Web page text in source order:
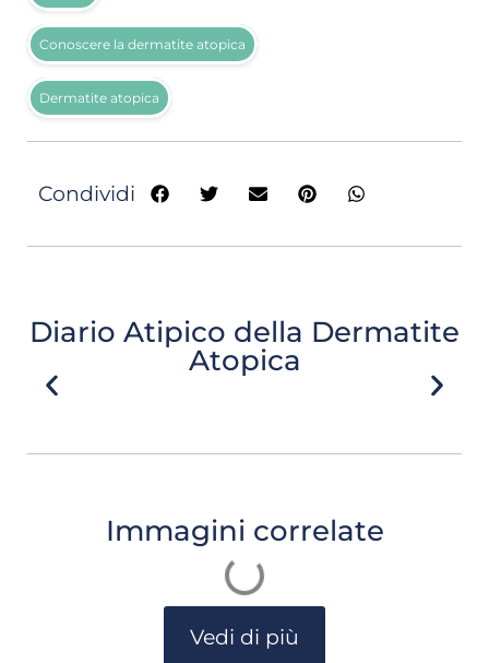
Conoscere la dermatite atopica
Dermatite atopica
Condividi
Diario Atipico della Dermatite
Atopica
Immagini correlate
Vedi di più